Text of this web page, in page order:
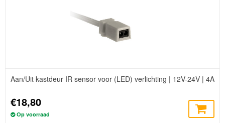
Aan/Uit kastdeur IR sensor voor (LED) verlichting | 12V-24V | 4A
€18,80
Op voorraad